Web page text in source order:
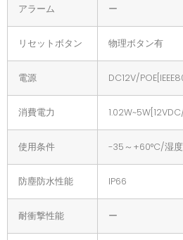
アラーム ー
リセットボタン 物理ボタン有
電源 DC12V/
消費電力
使用条件 -35～+60°C/湿度
防塵防水性能 IP66
耐衝撃性能 ー